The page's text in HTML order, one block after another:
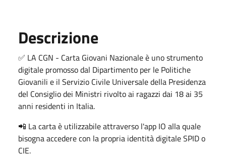
Descrizione
✅ LA CGN - Carta Giovani Nazionale è uno strumento
digitale promosso dal Dipartimento per le Politiche
Giovanili e il Servizio Civile Universale della Presidenza
del Consiglio dei Ministri rivolto ai ragazzi dai 18 ai 35
anni residenti in Italia.
📲 La carta è utilizzabile attraverso l'app IO alla quale
bisogna accedere con la propria identità digitale SPID o
CIE.